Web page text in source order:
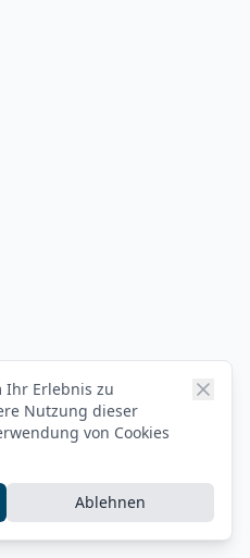
Ihr Erlebnis zu
Nutzung dieser
von Cookies
Ablehnen